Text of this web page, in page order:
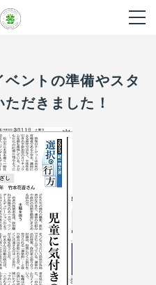
ントの準備やスタ
だきました！